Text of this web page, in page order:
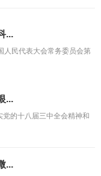
...
人民代表大会常务委员会第
...
的十八届三中全会精神和
...